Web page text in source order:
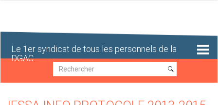
Le 1er syndicat de tous les personnels de la
DGAC
Recherche
Recherche